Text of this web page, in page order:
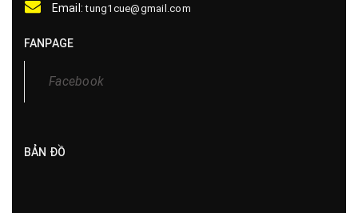
Email:tung1cue@gmail.com
FANPAGE
Facebook
BẢN ĐỒ